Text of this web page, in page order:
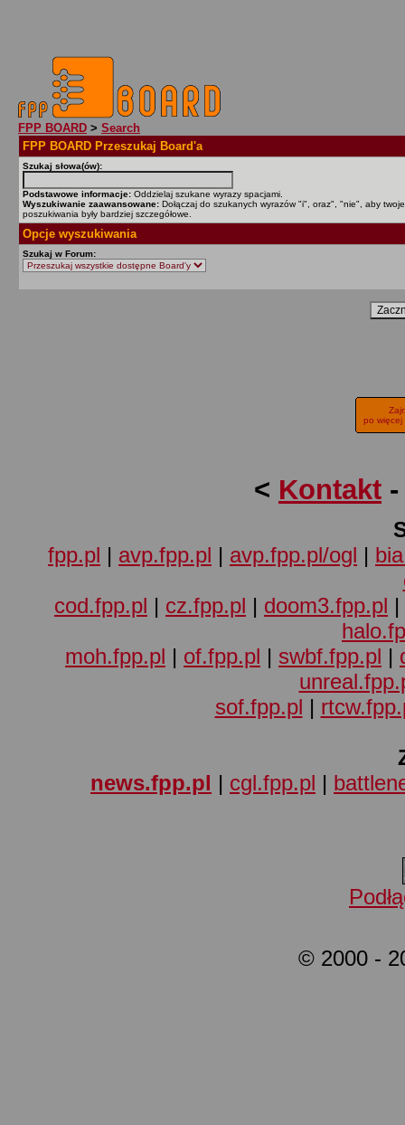
FPP BOARD > Search
FPP BOARD Przeszukaj Board'a
Szukaj słowa(ów):
Podstawowe informacje: Oddzielaj szukane wyrazy spacjami.
Wyszukiwanie zaawansowane: Dołączaj do szukanych wyrazów "i", oraz", "nie", aby twoje
poszukiwania były bardziej szczegółowe.
Opcje wyszukiwania
Szukaj w Forum:
po więcej
< Kontakt
fpp.pl | avp.fpp.pl | avp.fpp.pl/ogl |
cod.fpp.pl | cz.fpp.pl | doom3.fpp.pl |
moh.fpp.pl | of.fpp.pl | swbf.fpp.pl |
sof.fpp.pl |
news.fpp.pl | cgl.fpp.pl |
© 2000 -